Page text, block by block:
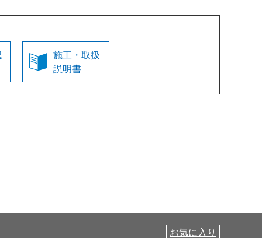
施工・取扱
説明書
お気に入り